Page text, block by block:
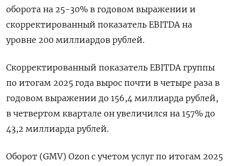
оборота на ‌25-30% в годовом выражении и
скорректированный показатель EBITDA на
уровне 200 миллиардов рублей.
Скорректированный ​показатель EBITDA группы
по итогам 2025 года вырос почти в ‌четыре раза в
годовом выражении до 156,4 миллиарда рублей,
в ​четвертом квартале он увеличился на 157% до
43,2 миллиарда рублей.
Оборот (GMV) Ozon ‌с учетом услуг по итогам 2025